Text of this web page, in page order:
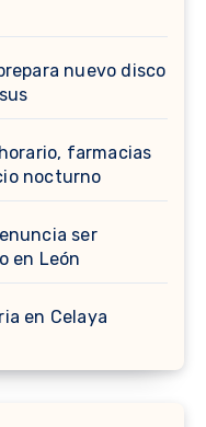
nuevo disco
farmacias
nocturno
ser
en León
en Celaya